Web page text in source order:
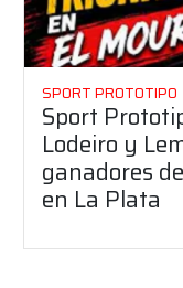
SPORT PROTOTIPO
Sport
Lodeiro y
ganadores
en La Plata